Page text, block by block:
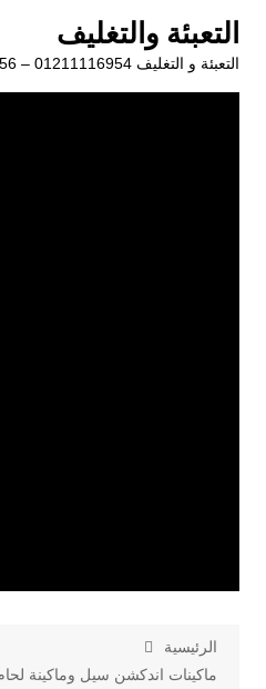
المحتوى
التعبئة والتغليف
التعبئة و التغليف 01211116954 – 01211116956 – 01211116958
الرئيسية
ماكينات اندكشن سيل وماكينة